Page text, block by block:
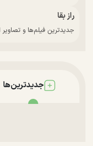
راز بقا
جدیدترین فیلم‌ها و
جدیدترین‌ها